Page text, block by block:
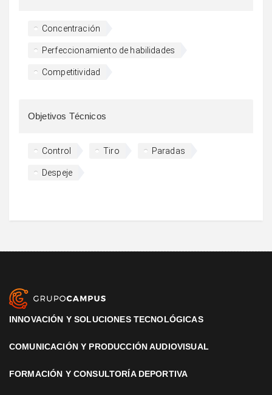
Concentración
Perfeccionamiento de habilidades
Competitividad
Objetivos Técnicos
Control Tiro Paradas
Despeje
INNOVACIÓN Y SOLUCIONES TECNOLÓGICAS
COMUNICACIÓN Y PRODUCCIÓN AUDIOVISUAL
FORMACIÓN Y CONSULTORÍA DEPORTIVA